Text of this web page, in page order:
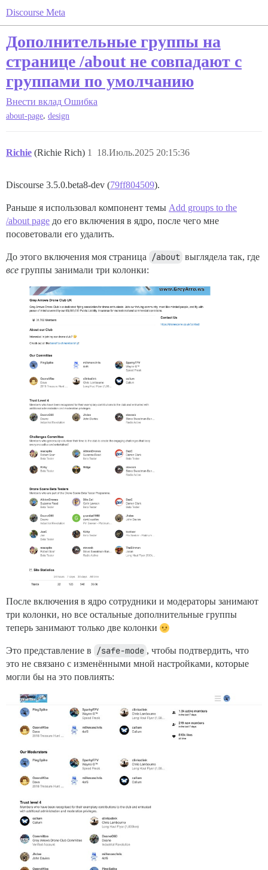
Discourse Meta
Дополнительные группы на
странице /about не совпадают с
группами по умолчанию
Внести вклад Ошибка
about-page, design
Richie (Richie Rich) 18.Июль.2025 20:15:36
1
Discourse 3.5.0.beta8-dev (79ff804509).
Раньше я использовал компонент темы Add groups to the
/about page до его включения в ядро, после чего мне
посоветовали его удалить.
До этого включения моя страница /about выглядела так, где
все группы занимали три колонки:
После включения в ядро сотрудники и модераторы занимают
три колонки, но все остальные дополнительные группы
теперь занимают только две колонки
Это представление в /safe-mode , чтобы подтвердить, что
это не связано с изменёнными мной настройками, которые
могли бы на это повлиять: